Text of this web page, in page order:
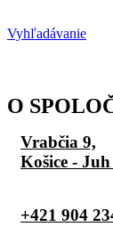
Vyhľadávanie
O
Vrabčia 9,
Košice -
+421 904